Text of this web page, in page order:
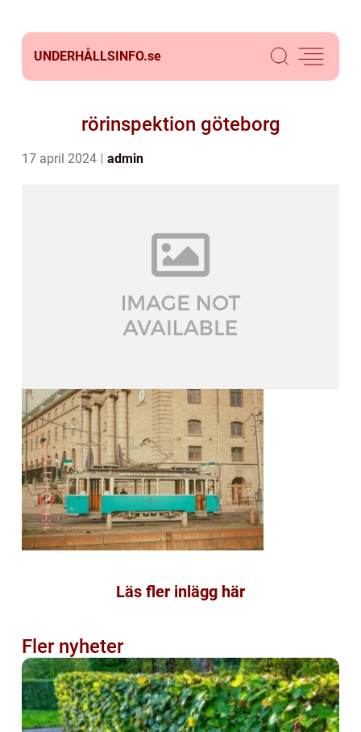
UNDERHÅLLSINFO.se
rörinspektion göteborg
17 april 2024 admin
Läs fler inlägg här
Fler nyheter